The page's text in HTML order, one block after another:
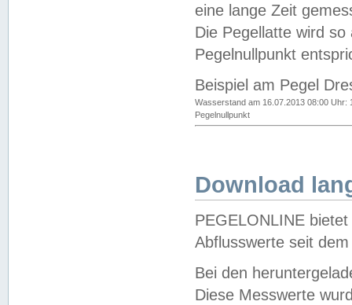
eine lange Zeit
Die Pegellatte wird
Pegelnullpunkt
Beispiel am Pegel
Wasserstand am 16.07.2013 08:00 Uhr:
Pegelnullpunkt
Download
PEGELONLINE
Abflusswerte seit
Bei den
Diese Messwerte